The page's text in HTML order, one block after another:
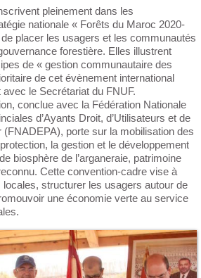
pleinement dans les
nationale « Forêts du Maroc 2020-
placer les usagers et les communautés
forestière. Elles illustrent
de « gestion communautaire des
de cet évènement international
le Secrétariat du FNUF.
conclue avec la Fédération Nationale
d’Ayants Droit, d’Utilisateurs et de
(FNADEPA), porte sur la mobilisation des
la gestion et le développement
biosphère de l’arganeraie, patrimoine
Cette convention-cadre vise à
structurer les usagers autour de
une économie verte au service